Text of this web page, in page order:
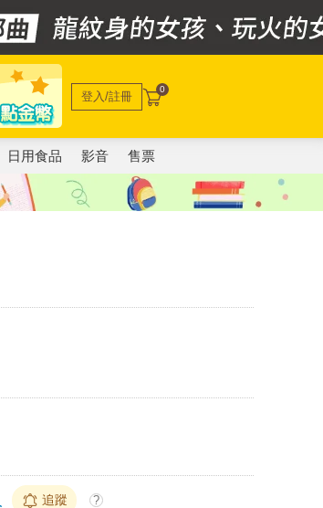
登入/註冊 0
日用食品 影音 售票
追蹤 ?